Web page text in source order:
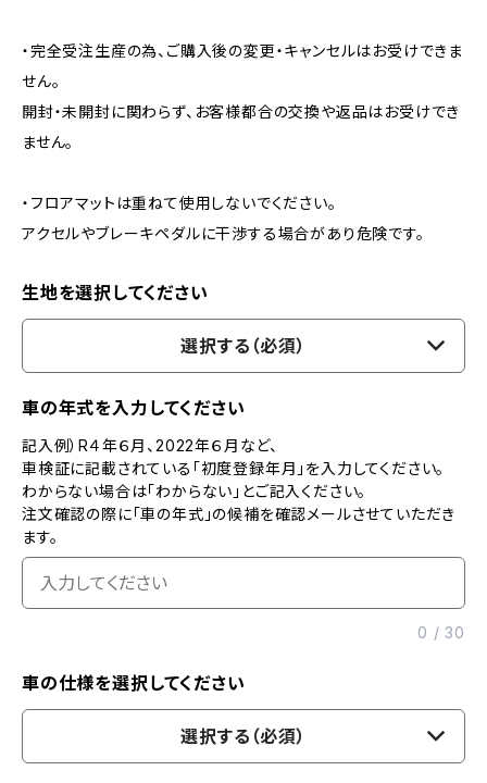
・完全受注生産の為、ご購入後の変更・キャンセルはお受けできま
せん。
開封・未開封に関わらず、お客様都合の交換や返品はお受けでき
ません。
・フロアマットは重ねて使用しないでください。
アクセルやブレーキペダルに干渉する場合があり危険です。
生地を選択してください
選択する（必須）
車の年式を入力してください
記入例）R４年６月、2022年６月など、
車検証に記載されている「初度登録年月」を入力してください。
わからない場合は「わからない」とご記入ください。
注文確認の際に「車の年式」の候補を確認メールさせていただき
ます。
0 /30
車の仕様を選択してください
選択する（必須）